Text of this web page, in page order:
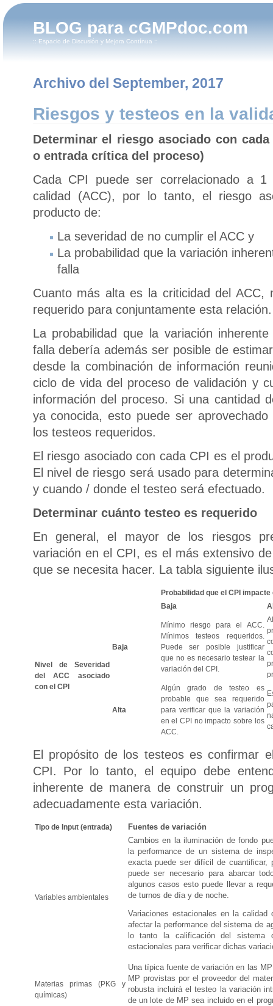
BLOG para cGMPdoc.com
:: Espacio de Discusión y Mejora Contínua ::
Archivo del September, 2017
Riesgos y testeos en la
Determinar el riesgo asociado con
o entrada crítica del proceso)
Cada CPI puede ser correlacionado a
calidad (ACC), por lo tanto, el riesgo
producto de:
La severidad de no cumplir el ACC y
La probabilidad que la variación
falla
Cuanto más alta es la criticidad del ACC,
requerido para conjuntamente esta relación.
La probabilidad que la variación
falla debería además ser posible de
desde la combinación de información
ciclo de vida del proceso de validación y
información del proceso. Si una cantidad
ya conocida, esto puede ser
los testeos requeridos.
El riesgo asociado con cada CPI es el
El nivel de riesgo será usado para
y cuando / donde el testeo será efectuado.
Determinar cuánto testeo es requerido
En general, el mayor de los riesgos
variación en el CPI, es el más extensivo
que se necesita hacer. La tabla siguiente
Probabilidad que el CPI impacte
Baja
Nivel de Severidad
del ACC asociado
con el CPI
Baja
Mínimo riesgo para el ACC.
Mínimos testeos requeridos.
Puede ser posible justificar
que no es necesario testear la
variación del CPI.
Alta
Algún grado de testeo es
probable que sea requerido
para verificar que la variación
en el CPI no impacto sobre los
ACC.
El propósito de los testeos es confirmar
CPI. Por lo tanto, el equipo debe
inherente de manera de construir un
adecuadamente esta variación.
Tipo de Input (entrada) Fuentes de variación
Variables ambientales
Cambios en la iluminación de fondo
la performance de un sistema de
exacta puede ser difícil de
puede ser necesario para abarcar
algunos casos esto puede llevar a
de turnos de día y de noche.
Variaciones estacionales en la calidad
afectar la performance del sistema de
lo tanto la calificación del sistema
estacionales para verificar dichas
Materias primas (PKG y
químicas)
Una típica fuente de variación en las
MP provistas por el proveedor del
robusta incluirá el testeo la variación
de un lote de MP sea incluido en el